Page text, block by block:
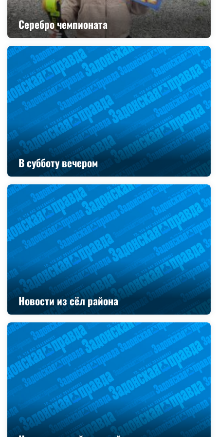
Серебро чемпионата
В субботу вечером
Новости из сёл района